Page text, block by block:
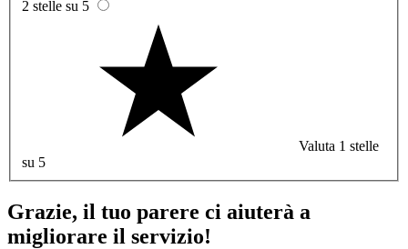
2 stelle su 5
Valuta 1 stelle
su 5
Grazie, il tuo parere ci aiuterà a
migliorare il servizio!